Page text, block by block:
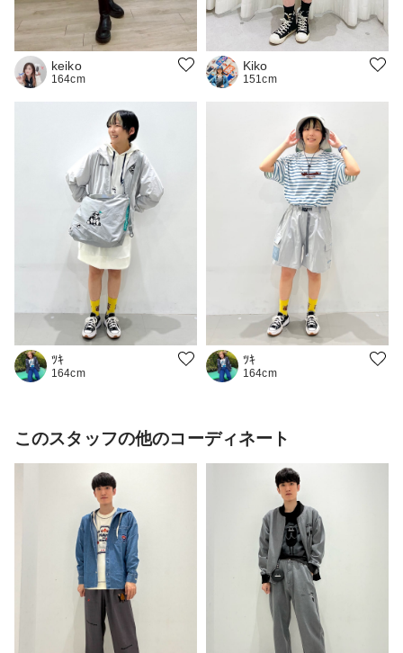
keiko
164cm
Kiko
151cm
ﾂｷ
164cm
ﾂｷ
164cm
このスタッフの他のコーディネート